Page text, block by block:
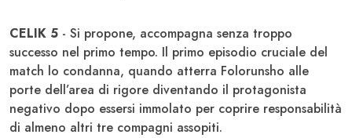
CELIK 5 - Si propone, accompagna senza troppo
successo nel primo tempo. Il primo episodio cruciale del
match lo condanna, quando atterra Folorunsho alle
porte dell’area di rigore diventando il protagonista
negativo dopo essersi immolato per coprire responsabilità
di almeno altri tre compagni assopiti.